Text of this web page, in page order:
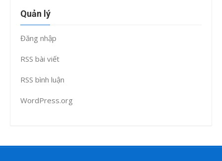
Quản lý
Đăng nhập
RSS bài viết
RSS bình luận
WordPress.org